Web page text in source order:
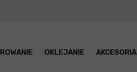
OKLEJANIE AKCESORIA